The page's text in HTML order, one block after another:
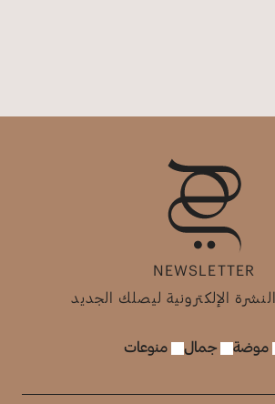
NEWSLETTER
الإلكترونية ليصلك الجديد
موضة جمال منوعات